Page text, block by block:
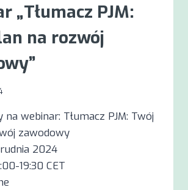
„Tłumacz PJM:
na rozwój
na webinar: Tłumacz PJM: Twój
zawodowy
2024
19:30 CET